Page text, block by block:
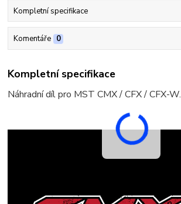
Kompletní specifikace
Komentáře 0
Kompletní specifikace
Náhradní díl pro MST CMX / CFX / CFX-W.